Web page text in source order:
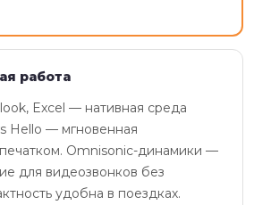
работа
Excel — нативная среда
Hello — мгновенная
Omnisonic-динамики —
для видеозвонков без
удобна в поездках.